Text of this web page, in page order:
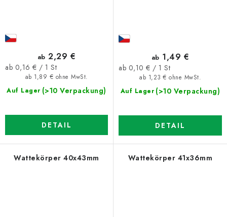
Auf Lager (>10 Verpackung)
ab 1,89 € ohne MwSt.
ab 2,29 €
Verkaufspreis:
ab 0,16 € / 1 St
DETAIL
Auf Lager (>10 Verpackung)
ab 1,23 € ohne MwSt.
ab 1,49 €
Verkaufspreis:
ab 0,10 € / 1 St
DETAIL
Wattekörper 40x43mm Wattekörper 41x36mm